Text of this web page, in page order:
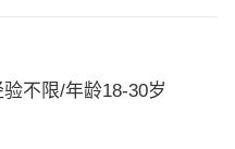
不限/年龄18-30岁